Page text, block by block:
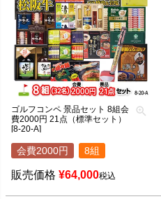
ゴルフコンペ 景品セット 8組会
費2000円 21点（標準セット）
[8-20-A]
会費2000円 8組
販売価格 ¥64,000税込